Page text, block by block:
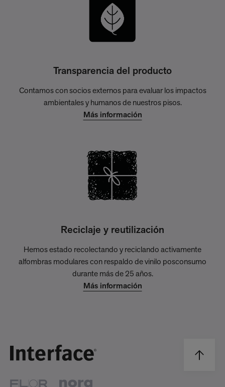
Transparencia del producto
Contamos con socios externos para evaluar los impactos
ambientales y humanos de nuestros pisos.
Más información
Reciclaje y reutilización
Hemos estado recolectando y reciclando activamente
alfombras modulares con respaldo de vinilo posconsumo
durante más de 25 años.
Más información